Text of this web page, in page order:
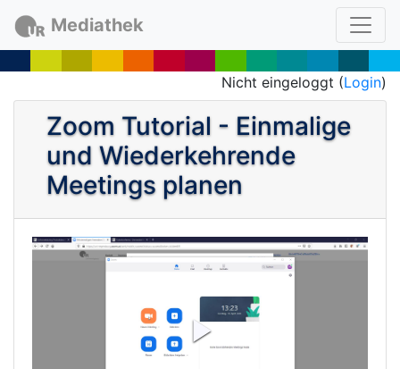
Mediathek
Nicht eingeloggt (Login)
Zoom Tutorial - Einmalige
und Wiederkehrende
Meetings planen
P